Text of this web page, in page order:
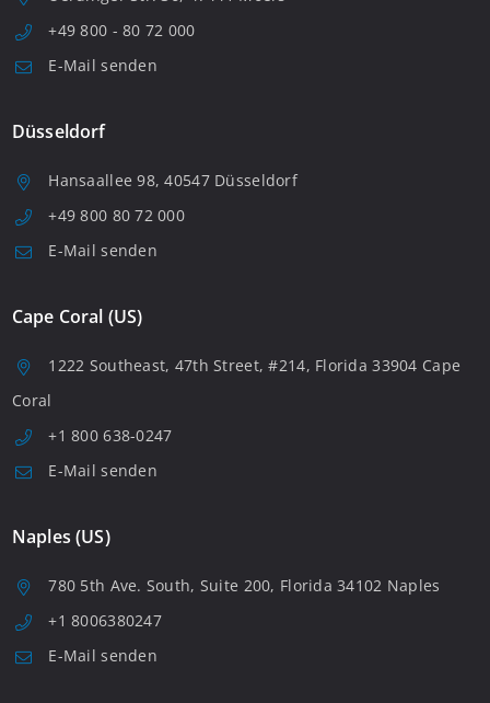
+49 800 - 80 72 000
E-Mail senden
Düsseldorf
Hansaallee 98, 40547 Düsseldorf
+49 800 80 72 000
E-Mail senden
Cape Coral (US)
1222 Southeast, 47th Street, #214, Florida 33904 Cape
Coral
+1 800 638-0247
E-Mail senden
Naples (US)
780 5th Ave. South, Suite 200, Florida 34102 Naples
+1 8006380247
E-Mail senden